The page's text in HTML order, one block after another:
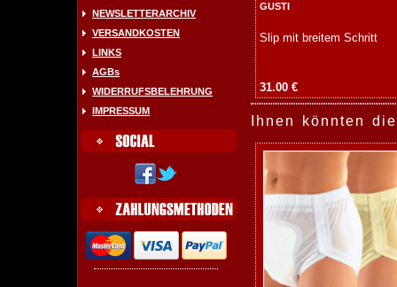
NEWSLETTERARCHIV
VERSANDKOSTEN
LINKS
AGBs
WIDERRUFSBELEHRUNG
IMPRESSUM
GUSTI
Slip mit breitem Schritt
31.00 €
Ihnen könnten